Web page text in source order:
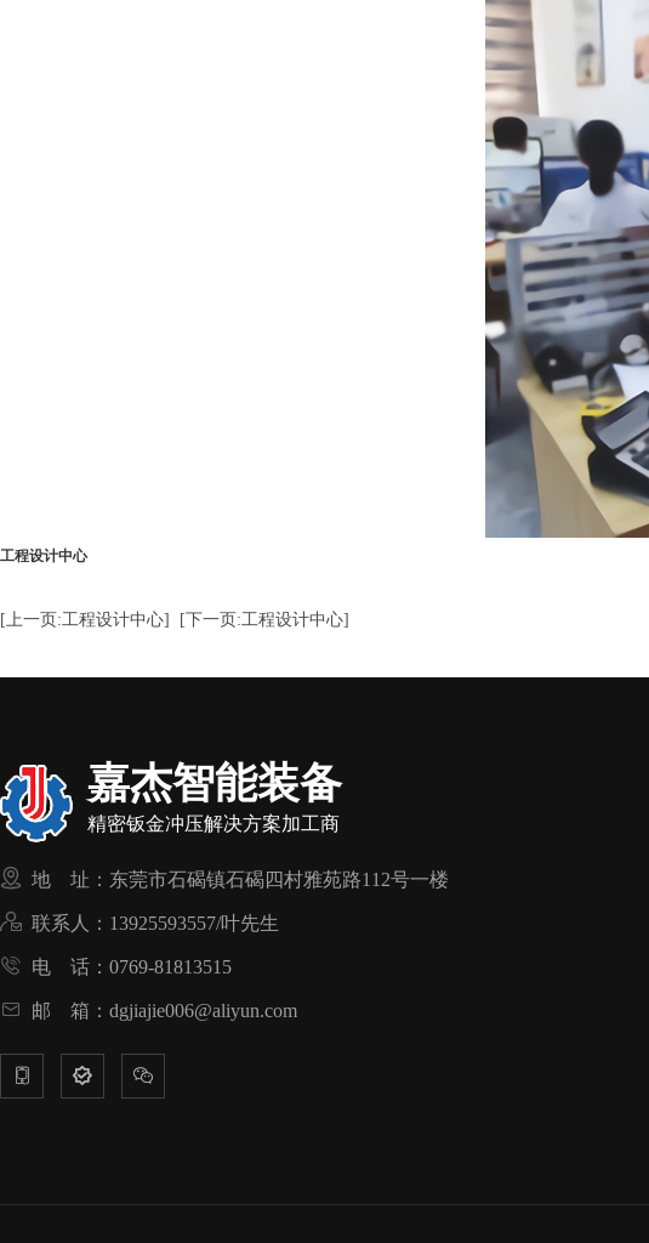
工程设计中心
[上一页:工程设计中心]
[下一页:工程设计中心]
嘉杰智能装备
精密钣金冲压解决方案加工商
 地 址：东莞市石碣镇石碣四村雅苑路112号一楼
 联系人：13925593557/叶先生
 电 话：0769-81813515
 邮 箱：dgjiajie006@aliyun.com
  